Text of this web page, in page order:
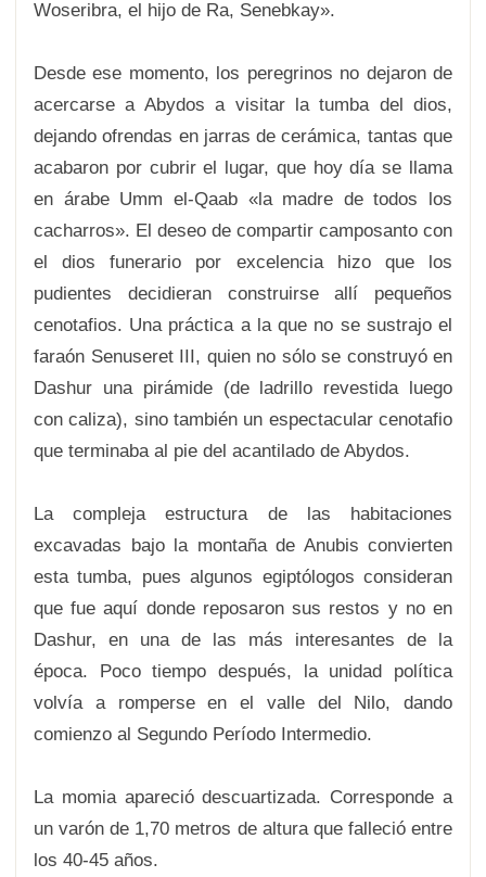
Woseribra, el hijo de Ra, Senebkay».
Desde ese momento, los peregrinos no dejaron de
acercarse a Abydos a visitar la tumba del dios,
dejando ofrendas en jarras de cerámica, tantas que
acabaron por cubrir el lugar, que hoy día se llama
en árabe Umm el-Qaab «la madre de todos los
cacharros». El deseo de compartir camposanto con
el dios funerario por excelencia hizo que los
pudientes decidieran construirse allí pequeños
cenotafios. Una práctica a la que no se sustrajo el
faraón Senuseret III, quien no sólo se construyó en
Dashur una pirámide (de ladrillo revestida luego
con caliza), sino también un espectacular cenotafio
que terminaba al pie del acantilado de Abydos.
La compleja estructura de las habitaciones
excavadas bajo la montaña de Anubis convierten
esta tumba, pues algunos egiptólogos consideran
que fue aquí donde reposaron sus restos y no en
Dashur, en una de las más interesantes de la
época. Poco tiempo después, la unidad política
volvía a romperse en el valle del Nilo, dando
comienzo al Segundo Período Intermedio.
La momia apareció descuartizada. Corresponde a
un varón de 1,70 metros de altura que falleció entre
los 40-45 años.